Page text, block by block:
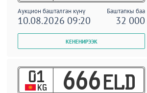
Аукцион башталган күнү Баштапкы баа
10.08.2026 09:20 32 000
01
KG 666 ELD